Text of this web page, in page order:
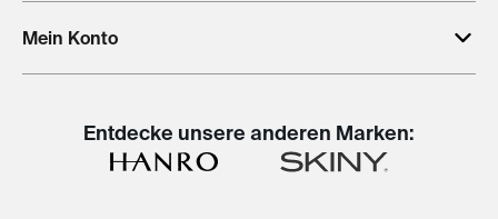
Mein Konto
Entdecke unsere anderen Marken: